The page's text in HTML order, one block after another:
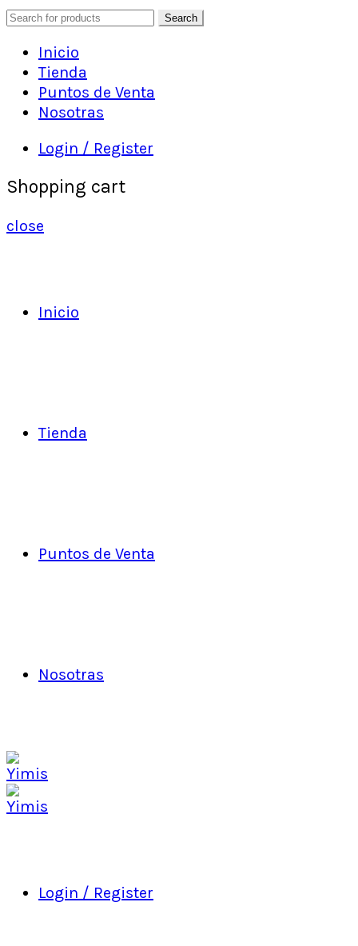
Search
Inicio
Tienda
Puntos de Venta
Nosotras
Login / Register
Shopping cart
close
Inicio
Tienda
Puntos de Venta
Nosotras
Login / Register